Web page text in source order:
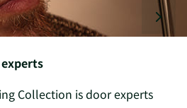
experts
Collection is door experts